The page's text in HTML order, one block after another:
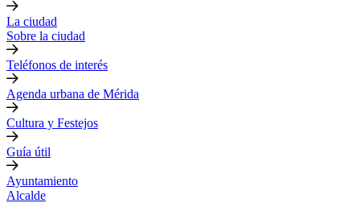
La ciudad
Sobre la ciudad
Teléfonos de interés
Agenda urbana de Mérida
Cultura y Festejos
Guía útil
Ayuntamiento
Alcalde